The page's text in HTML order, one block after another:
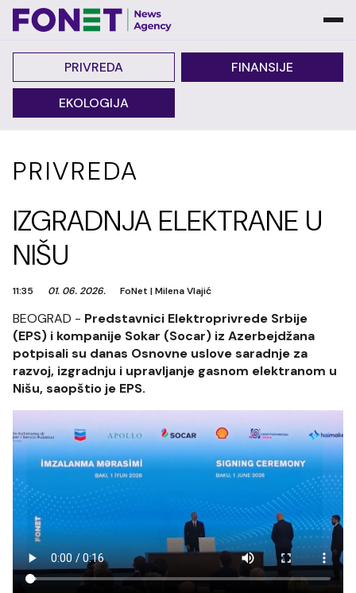
PRIVREDA FINANSIJE
EKOLOGIJA
PRIVREDA
IZGRADNJA ELEKTRANE U
NIŠU
11:35 01. 06. 2026. FoNet |Milena Vlajić
BEOGRAD - Predstavnici Elektroprivrede Srbije
(EPS) i kompanije Sokar (Socar) iz Azerbejdžana
potpisali su danas Osnovne uslove saradnje za
razvoj, izgradnju i upravljanje gasnom elektranom u
Nišu, saopštio je EPS.